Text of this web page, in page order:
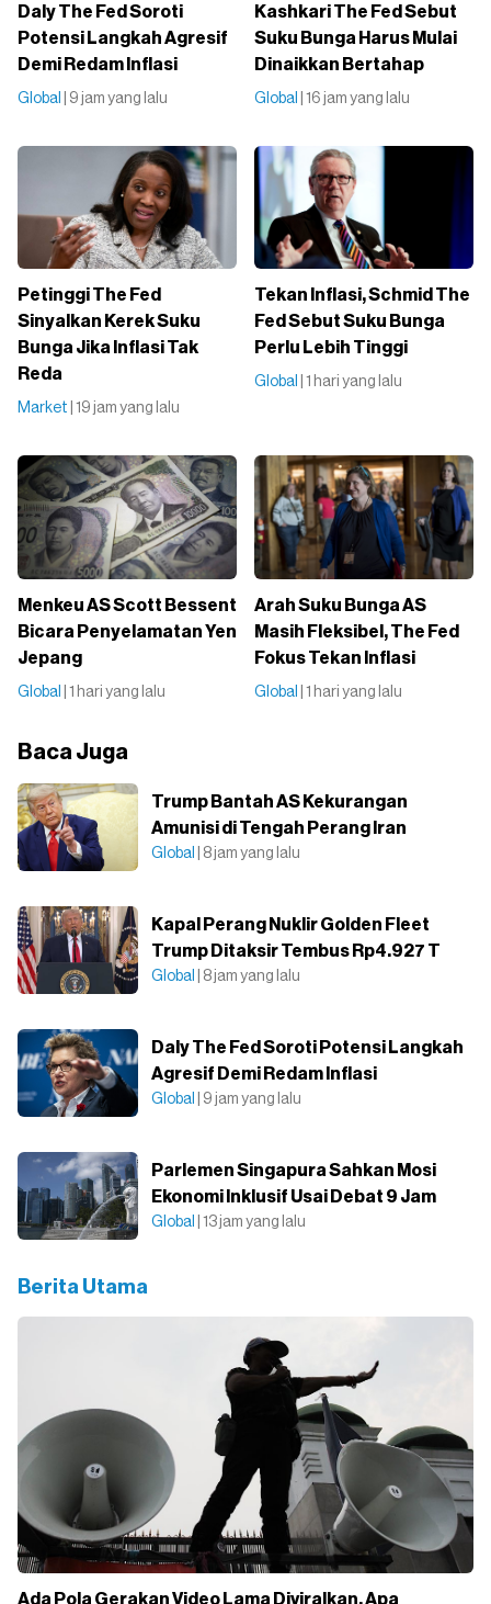
Daly The Fed Soroti
Potensi Langkah Agresif
Demi Redam Inflasi
Global | 9 jam yang lalu
Kashkari The Fed Sebut
Suku Bunga Harus Mulai
Dinaikkan Bertahap
Global | 16 jam yang lalu
Petinggi The Fed
Sinyalkan Kerek Suku
Bunga Jika Inflasi Tak
Reda
Market | 19 jam yang lalu
Tekan Inflasi, Schmid The
Fed Sebut Suku Bunga
Perlu Lebih Tinggi
Global | 1 hari yang lalu
Menkeu AS Scott Bessent
Bicara Penyelamatan Yen
Jepang
Global | 1 hari yang lalu
Arah Suku Bunga AS
Masih Fleksibel, The Fed
Fokus Tekan Inflasi
Global | 1 hari yang lalu
Baca Juga
Trump Bantah AS Kekurangan
Amunisi di Tengah Perang Iran
Global | 8 jam yang lalu
Kapal Perang Nuklir Golden Fleet
Trump Ditaksir Tembus Rp4.927 T
Global | 8 jam yang lalu
Daly The Fed Soroti Potensi Langkah
Agresif Demi Redam Inflasi
Global | 9 jam yang lalu
Parlemen Singapura Sahkan Mosi
Ekonomi Inklusif Usai Debat 9 Jam
Global | 13 jam yang lalu
Berita Utama
Ada Pola Gerakan Video Lama Diviralkan, Apa